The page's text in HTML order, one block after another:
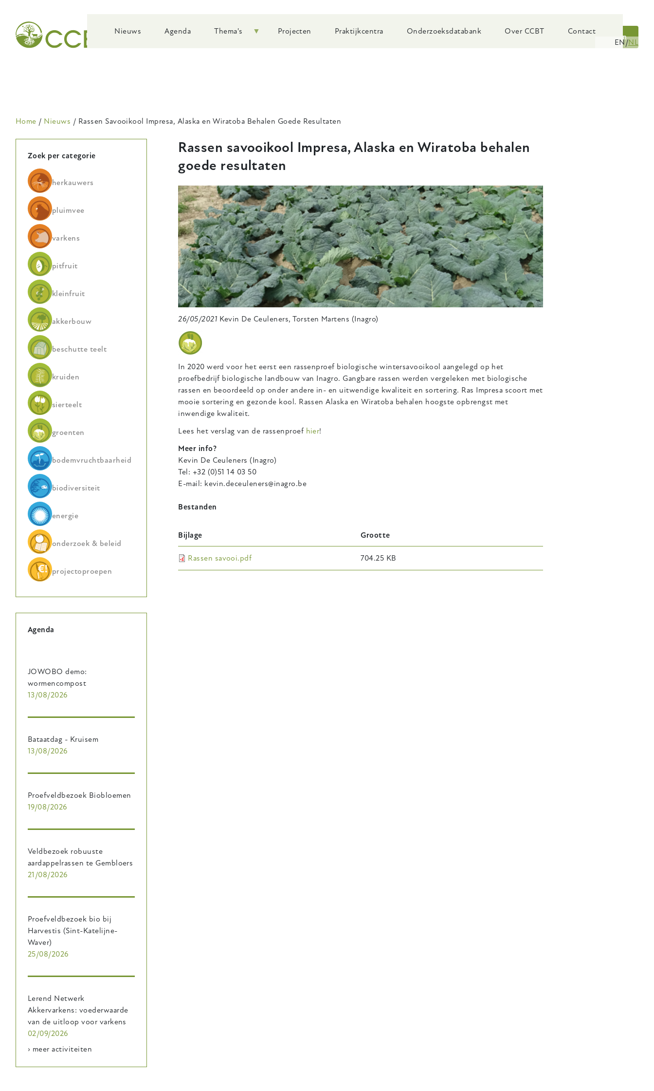
main
navigation
Nieuws Agenda Thema's Projecten Praktijkcentra Onderzoeksdatabank Over CCBT Contact
Zoeken
EN NL
Kruimelpad
Home Nieuws Rassen Savooikool Impresa, Alaska en Wiratoba Behalen Goede Resultaten
Rassen savooikool Impresa, Alaska en Wiratoba behalen
goede resultaten
26/05/2021 Kevin De Ceuleners, Torsten Martens (Inagro)
In 2020 werd voor het eerst een rassenproef biologische wintersavooikool aangelegd op het
proefbedrijf biologische landbouw van Inagro. Gangbare rassen werden vergeleken met biologische
rassen en beoordeeld op onder andere in- en uitwendige kwaliteit en sortering. Ras Impresa scoort met
mooie sortering en gezonde kool. Rassen Alaska en Wiratoba behalen hoogste opbrengst met
inwendige kwaliteit.
Lees het verslag van de rassenproef hier!
Meer info?
Kevin De Ceuleners (Inagro)
Tel: +32 (0)51 14 03 50
E-mail: kevin.deceuleners@inagro.be
Bestanden
Bijlage Grootte
Rassen savooi.pdf 704.25 KB
Zoek per categorie
herkauwers
pluimvee
varkens
pitfruit
kleinfruit
akkerbouw
beschutte teelt
kruiden
sierteelt
groenten
bodemvruchtbaarheid
biodiversiteit
energie
onderzoek & beleid
projectoproepen
Agenda
JOWOBO demo:
wormencompost
13/08/2026
Bataatdag - Kruisem
13/08/2026
Proefveldbezoek Biobloemen
19/08/2026
Veldbezoek robuuste
aardappelrassen te Gembloers
21/08/2026
Proefveldbezoek bio bij
Harvestis (Sint-Katelijne-
Waver)
25/08/2026
Lerend Netwerk
Akkervarkens: voederwaarde
van de uitloop voor varkens
02/09/2026
› meer activiteiten